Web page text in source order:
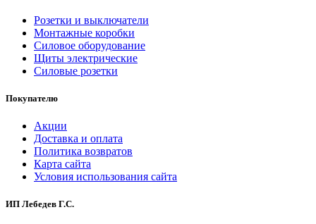
Розетки и выключатели
Монтажные коробки
Силовое оборудование
Щиты электрические
Силовые розетки
Покупателю
Акции
Доставка и оплата
Политика возвратов
Карта сайта
Условия использования сайта
ИП Лебедев Г.С.